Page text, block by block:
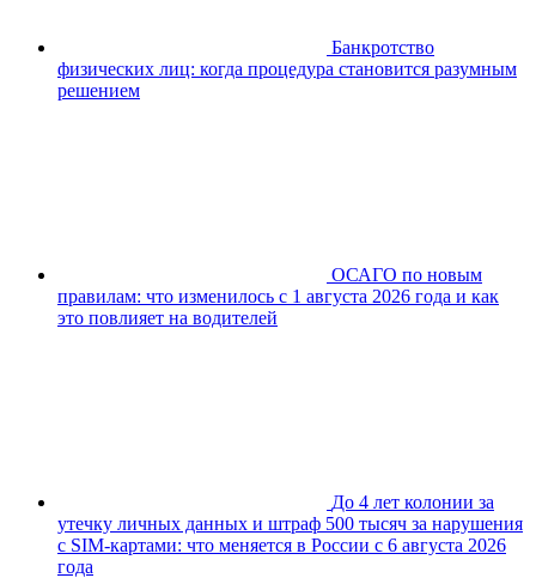
Банкротство
физических лиц: когда процедура становится разумным
решением
ОСАГО по новым
правилам: что изменилось с 1 августа 2026 года и как
это повлияет на водителей
До 4 лет колонии за
утечку личных данных и штраф 500 тысяч за нарушения
с SIM-картами: что меняется в России с 6 августа 2026
года